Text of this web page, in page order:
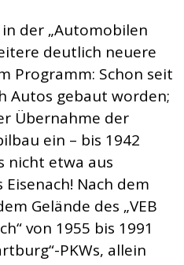
der „Automobilen
deutlich neuere
Programm: Schon seit
Autos gebaut worden;
Übernahme der
ein – bis 1942
nicht etwa aus
Nach dem
Gelände des „VEB
von 1955 bis 1991
PKWs, allein